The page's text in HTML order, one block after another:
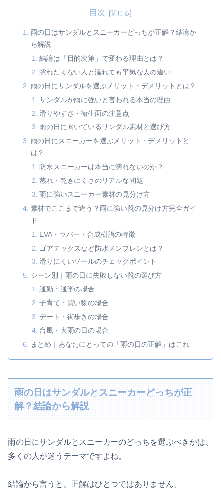
目次
雨の日はサンダルとスニーカーどっちが正解？結論か
ら解説
結論は「目的次第」で変わる理由とは？
濡れたくない人と濡れても平気な人の違い
雨の日にサンダルを選ぶメリット・デメリットとは？
サンダルが雨に強いと言われる本当の理由
滑りやすさ・衛生面の注意点
雨の日に向いているサンダル素材と選び方
雨の日にスニーカーを選ぶメリット・デメリットと
は？
防水スニーカーは本当に濡れないのか？
蒸れ・乾きにくさのリアルな問題
雨に強いスニーカー素材の見分け方
素材でここまで違う？雨に強い靴の見分け方完全ガイ
ド
EVA・ラバー・合成樹脂の特徴
ゴアテックスなど防水メンブレンとは？
滑りにくいソールのチェックポイント
シーン別｜雨の日に失敗しない靴の選び方
通勤・通学の場合
子育て・買い物の場合
デート・街歩きの場合
台風・大雨の日の場合
まとめ｜あなたにとっての「雨の日の正解」はこれ
雨の日はサンダルとスニーカーどっちが正
解？結論から解説
雨の日にサンダルとスニーカーのどっちを選ぶべきかは、
多くの人が迷うテーマですよね。
結論から言うと、正解はひとつではありません。